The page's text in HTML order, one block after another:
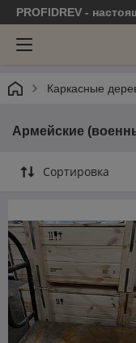
PROFIDREV -
Каркасные
Армейские
Сортировка